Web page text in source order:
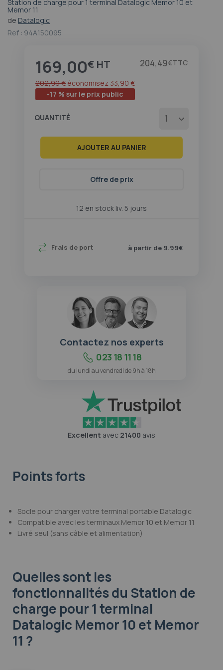
Station de charge pour 1 terminal Datalogic Memor 10 et
Memor 11
de Datalogic
Ref : 94A150095
Prix
169,00€ 204,49€
-17 % sur le prix public
202,90 € économisez 33,90 €
12 en stock liv. 5 jours
Frais de port à partir de 9.99€
QUANTITÉ
AJOUTER AU PANIER
Offre de prix
Passer
au
de
d’images
Contactez nos experts
023 18 11 18
du lundi au vendredi de 9h à 18h
Excellent avec 21400 avis
Points forts
Socle pour charger votre terminal portable Datalogic
Compatible avec les terminaux Memor 10 et Memor 11
Livré seul (sans câble et alimentation)
Quelles sont les
fonctionnalitésdu Station de
charge pour 1 terminal
Datalogic Memor 10 et Memor
11 ?